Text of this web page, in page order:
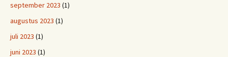
september 2023 (1)
augustus 2023 (1)
juli 2023 (1)
juni 2023 (1)